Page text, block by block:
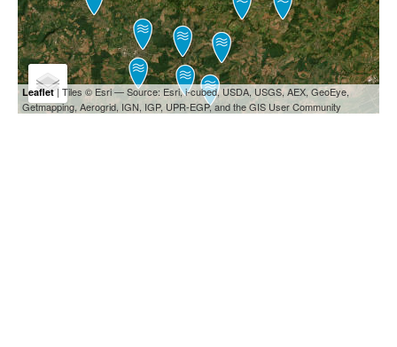
Leaflet| Tiles © Esri — Source: Esri, i-cubed, USDA, USGS, AEX, GeoEye,
Getmapping, Aerogrid, IGN, IGP, UPR-EGP, and the GIS User Community